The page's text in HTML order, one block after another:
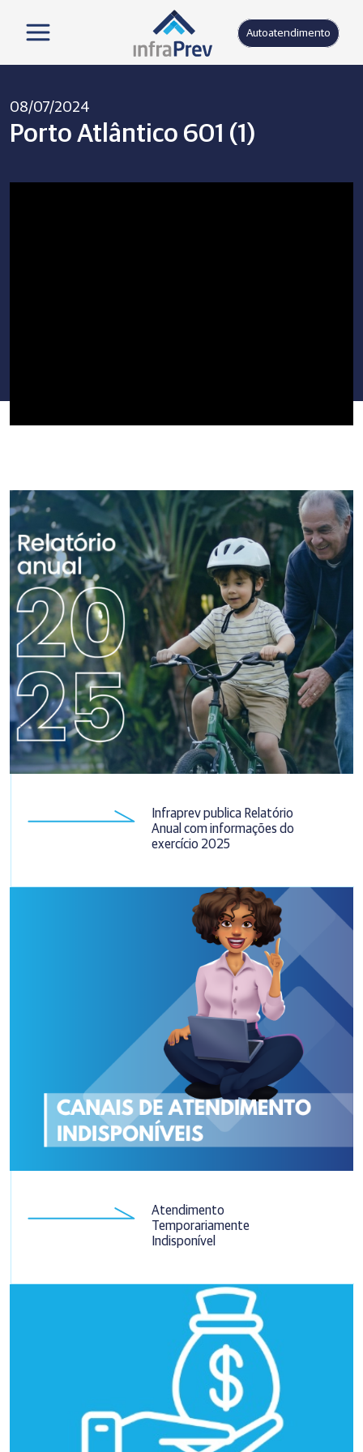
Autoatendimento
08/07/2024
Porto Atlântico 601 (1)
Infraprev publica Relatório
Anual com informações do
exercício 2025
Atendimento
Temporariamente
Indisponível